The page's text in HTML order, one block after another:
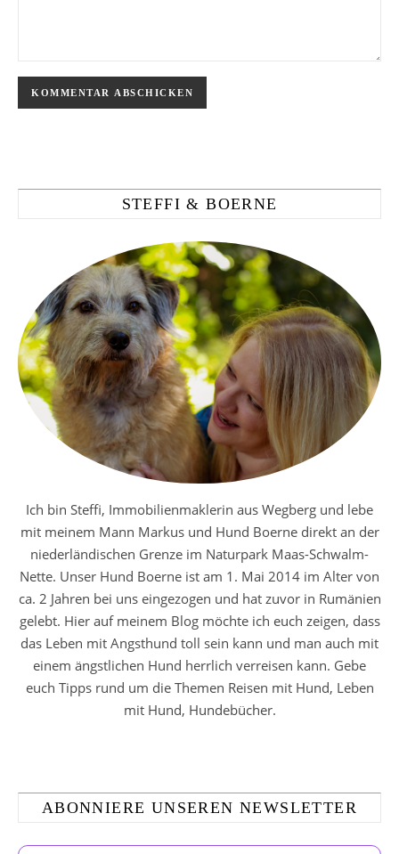
STEFFI & BOERNE
Ich bin Steffi, Immobilienmaklerin aus Wegberg und lebe
mit meinem Mann Markus und Hund Boerne direkt an der
niederländischen Grenze im Naturpark Maas-Schwalm-
Nette. Unser Hund Boerne ist am 1. Mai 2014 im Alter von
ca. 2 Jahren bei uns eingezogen und hat zuvor in Rumänien
gelebt. Hier auf meinem Blog möchte ich euch zeigen, dass
das Leben mit Angsthund toll sein kann und man auch mit
einem ängstlichen Hund herrlich verreisen kann. Gebe
euch Tipps rund um die Themen Reisen mit Hund, Leben
mit Hund, Hundebücher.
ABONNIERE UNSEREN NEWSLETTER